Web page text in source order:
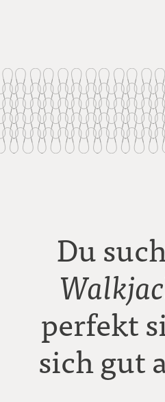
Du
perfekt
sich gut